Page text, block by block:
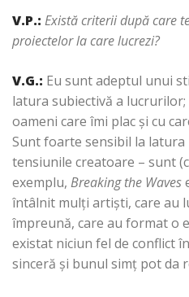
V.P.: Există criterii după care
proiectelor la care lucrezi?
V.G.: Eu sunt adeptul unui
latura subiectivă a
oameni care îmi plac şi cu
Sunt foarte sensibil la latura
tensiunile creatoare – sunt
exemplu, Breaking the Waves
întâlnit mulţi artişti, care au
împreună, care au format o
existat niciun fel de conflict
sinceră şi bunul simţ pot da